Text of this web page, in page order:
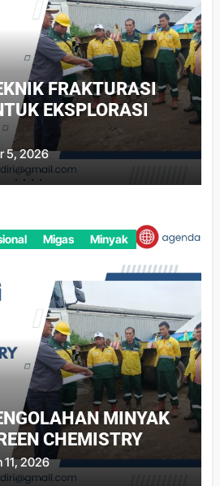
FRAKTURASI
EKSPLORASI
5, 2026
Migas Minyak
MINYAK
CHEMISTRY
11, 2026